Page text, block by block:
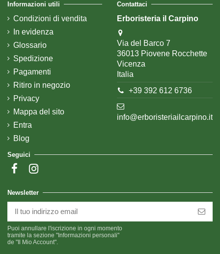
Informazioni utili
Condizioni di vendita
In evidenza
Glossario
Spedizione
Pagamenti
Ritiro in negozio
Privacy
Mappa del sito
Entra
Blog
Contattaci
Erboristeria il Carpino
Via del Barco 7
36013 Piovene Rocchette
Vicenza
Italia
+39 392 612 6736
info@erboristeriailcarpino.it
Seguici
Newsletter
Puoi annullare l'iscrizione in ogni momento
tramite la sezione "Informazioni personali"
de "Il Mio Account".